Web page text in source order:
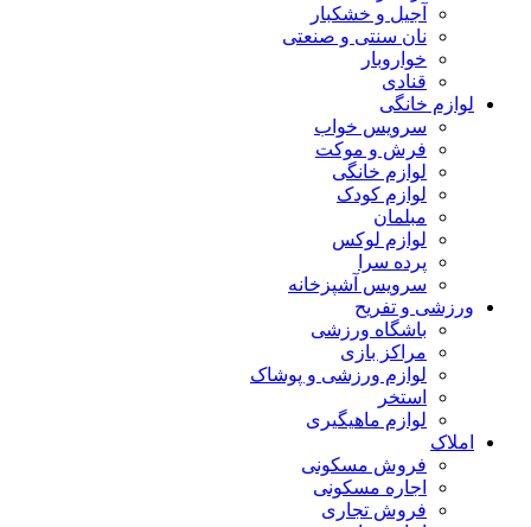
آجیل و خشکبار
نان سنتی و صنعتی
خواروبار
قنادی
لوازم خانگی
سرویس خواب
فرش و موکت
لوازم خانگی
لوازم کودک
مبلمان
لوازم لوکس
پرده سرا
سرویس آشپزخانه
ورزشی و تفریح
باشگاه ورزشی
مراکز بازی
لوازم ورزشی و پوشاک
استخر
لوازم ماهیگیری
املاک
فروش مسکونی
اجاره مسکونی
فروش تجاری